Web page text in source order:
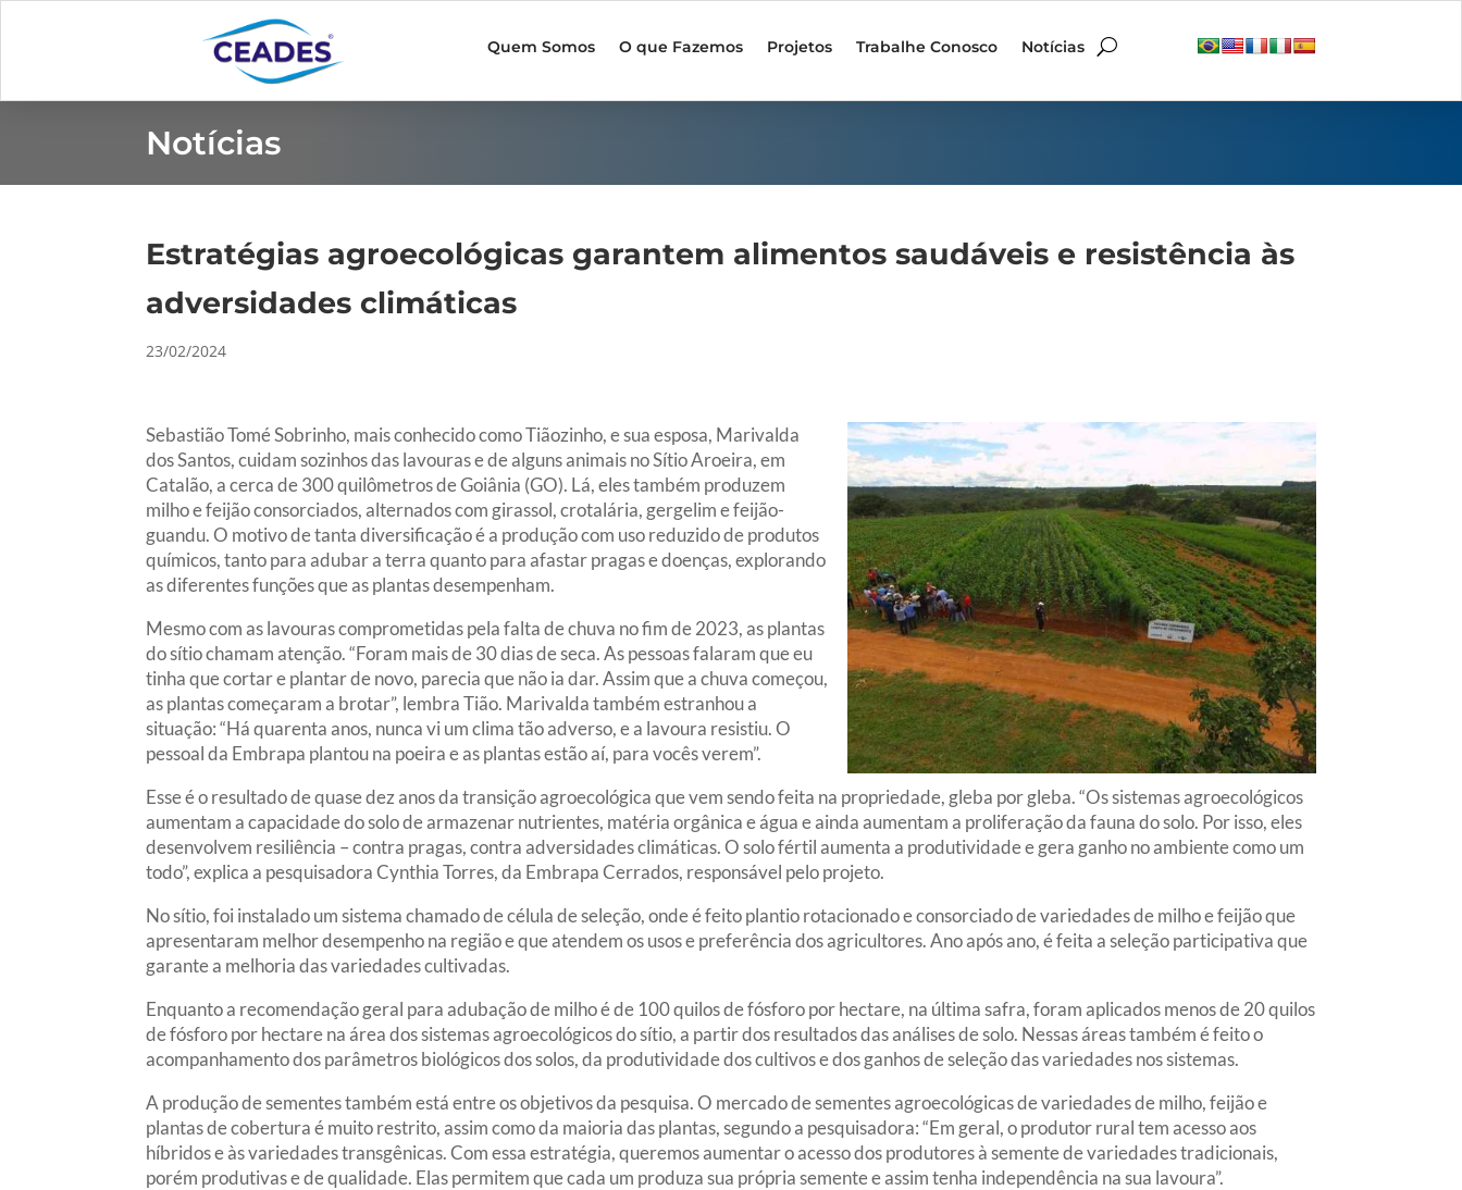
Quem Somos O que Fazemos Projetos Trabalhe Conosco Notícias
Notícias
Estratégias agroecológicas garantem alimentos saudáveis e resistência às
adversidades climáticas
23/02/2024
Sebastião Tomé Sobrinho, mais conhecido como Tiãozinho, e sua esposa, Marivalda
dos Santos, cuidam sozinhos das lavouras e de alguns animais no Sítio Aroeira, em
Catalão, a cerca de 300 quilômetros de Goiânia (GO). Lá, eles também produzem
milho e feijão consorciados, alternados com girassol, crotalária, gergelim e feijão-
guandu. O motivo de tanta diversificação é a produção com uso reduzido de produtos
químicos, tanto para adubar a terra quanto para afastar pragas e doenças, explorando
as diferentes funções que as plantas desempenham.
Mesmo com as lavouras comprometidas pela falta de chuva no fim de 2023, as plantas
do sítio chamam atenção. “Foram mais de 30 dias de seca. As pessoas falaram que eu
tinha que cortar e plantar de novo, parecia que não ia dar. Assim que a chuva começou,
as plantas começaram a brotar”, lembra Tião. Marivalda também estranhou a
situação: “Há quarenta anos, nunca vi um clima tão adverso, e a lavoura resistiu. O
pessoal da Embrapa plantou na poeira e as plantas estão aí, para vocês verem”.
Esse é o resultado de quase dez anos da transição agroecológica que vem sendo feita na propriedade, gleba por gleba. “Os sistemas agroecológicos
aumentam a capacidade do solo de armazenar nutrientes, matéria orgânica e água e ainda aumentam a proliferação da fauna do solo. Por isso, eles
desenvolvem resiliência – contra pragas, contra adversidades climáticas. O solo fértil aumenta a produtividade e gera ganho no ambiente como um
todo”, explica a pesquisadora Cynthia Torres, da Embrapa Cerrados, responsável pelo projeto.
No sítio, foi instalado um sistema chamado de célula de seleção, onde é feito plantio rotacionado e consorciado de variedades de milho e feijão que
apresentaram melhor desempenho na região e que atendem os usos e preferência dos agricultores. Ano após ano, é feita a seleção participativa que
garante a melhoria das variedades cultivadas.
Enquanto a recomendação geral para adubação de milho é de 100 quilos de fósforo por hectare, na última safra, foram aplicados menos de 20 quilos
de fósforo por hectare na área dos sistemas agroecológicos do sítio, a partir dos resultados das análises de solo. Nessas áreas também é feito o
acompanhamento dos parâmetros biológicos dos solos, da produtividade dos cultivos e dos ganhos de seleção das variedades nos sistemas.
A produção de sementes também está entre os objetivos da pesquisa. O mercado de sementes agroecológicas de variedades de milho, feijão e
plantas de cobertura é muito restrito, assim como da maioria das plantas, segundo a pesquisadora: “Em geral, o produtor rural tem acesso aos
híbridos e às variedades transgênicas. Com essa estratégia, queremos aumentar o acesso dos produtores à semente de variedades tradicionais,
porém produtivas e de qualidade. Elas permitem que cada um produza sua própria semente e assim tenha independência na sua lavoura”.